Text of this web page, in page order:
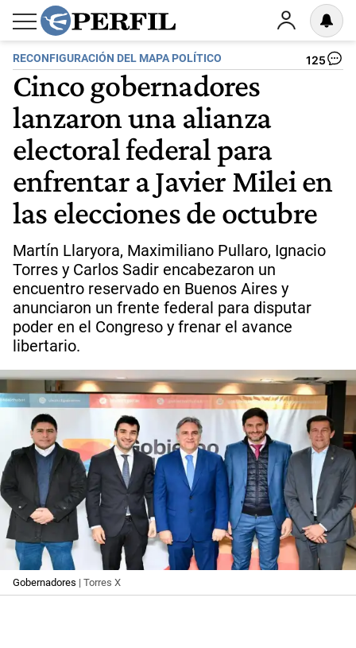
RECONFIGURACIÓN DEL MAPA POLÍTICO 125
Cinco gobernadores
lanzaron una alianza
electoral federal para
enfrentar a Javier Milei en
las elecciones de octubre
Martín Llaryora, Maximiliano Pullaro, Ignacio
Torres y Carlos Sadir encabezaron un
encuentro reservado en Buenos Aires y
anunciaron un frente federal para disputar
poder en el Congreso y frenar el avance
libertario.
Gobernadores | Torres X